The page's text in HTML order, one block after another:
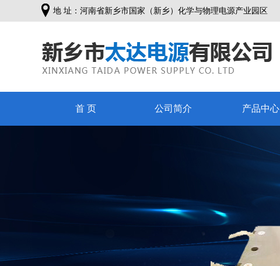
地 址：河南省新乡市国家（新乡）化学与物理电源产业园区
首 页 公司简介 产品中心